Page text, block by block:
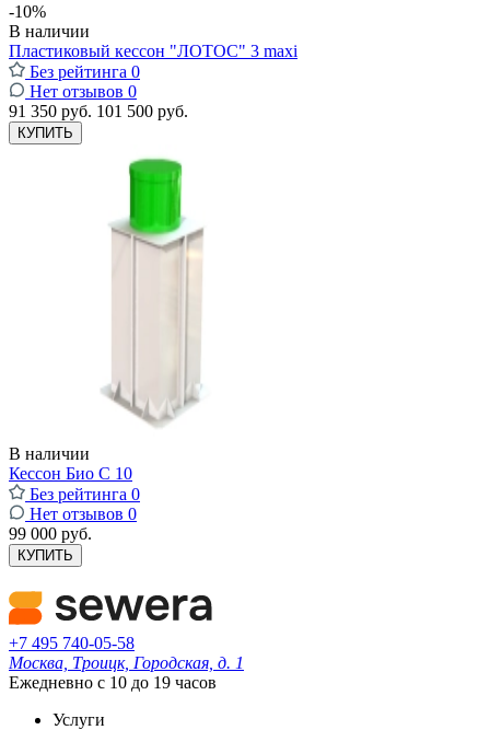
-10%
В наличии
Пластиковый кессон "ЛОТОС" 3 maxi
Без рейтинга 0
Нет отзывов 0
91 350 руб. 101 500 руб.
КУПИТЬ
В наличии
Кессон Био С 10
Без рейтинга 0
Нет отзывов 0
99 000 руб.
КУПИТЬ
+7 495 740-05-58
Москва, Троицк, Городская, д. 1
Ежедневно с 10 до 19 часов
Услуги